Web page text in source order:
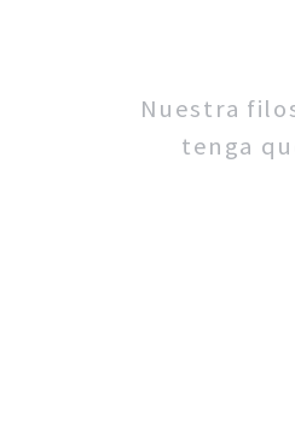
Nuestra
tenga